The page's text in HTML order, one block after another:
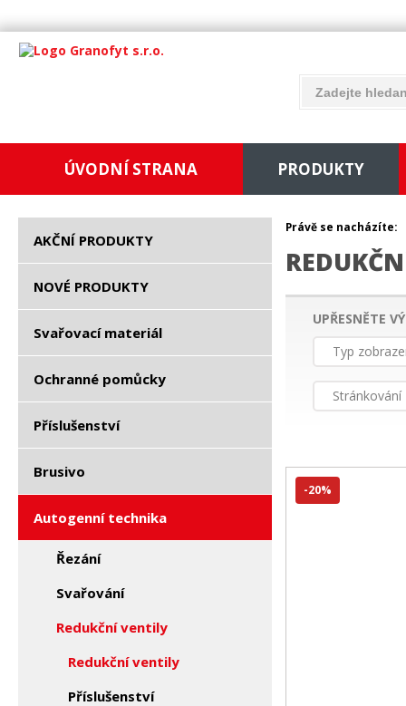
ÚVODNÍ STRANA PRODUKTY
AKČNÍ PRODUKTY
NOVÉ PRODUKTY
Svařovací materiál
Ochranné pomůcky
Příslušenství
Brusivo
Autogenní technika
Řezání
Svařování
Redukční ventily
Redukční ventily
Příslušenství
Právě se nacházíte:
UPŘESNĚTE
Typ
Stránkování
-20%